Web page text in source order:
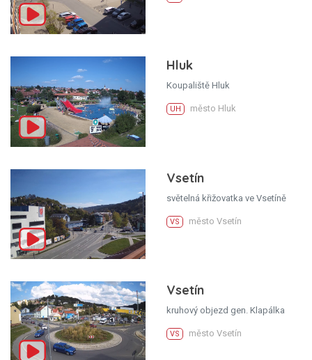
Hluk
Koupaliště Hluk
UH město Hluk
Vsetín
světelná křižovatka ve Vsetíně
VS město Vsetín
Vsetín
kruhový objezd gen. Klapálka
VS město Vsetín